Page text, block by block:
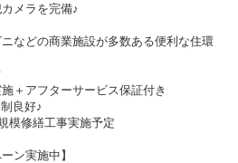
メラを完備♪
などの商業施設が多数ある便利な住環
＋アフターサービス保証付き
良好♪
模修繕工事実施予定
ン実施中】